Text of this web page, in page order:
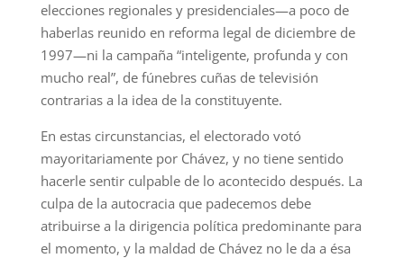
elecciones regionales y presidenciales—a poco de
haberlas reunido en reforma legal de diciembre de
1997—ni la campaña “inteligente, profunda y con
mucho real”, de fúnebres cuñas de televisión
contrarias a la idea de la constituyente.
En estas circunstancias, el electorado votó
mayoritariamente por Chávez, y no tiene sentido
hacerle sentir culpable de lo acontecido después. La
culpa de la autocracia que padecemos debe
atribuirse a la dirigencia política predominante para
el momento, y la maldad de Chávez no le da a ésa